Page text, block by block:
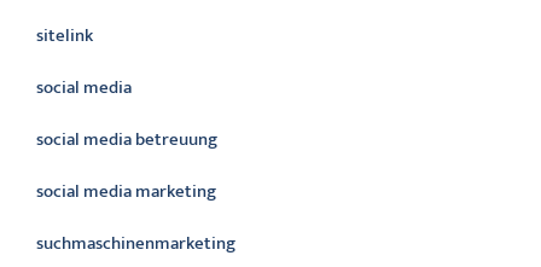
sitelink
social media
social media betreuung
social media marketing
suchmaschinenmarketing